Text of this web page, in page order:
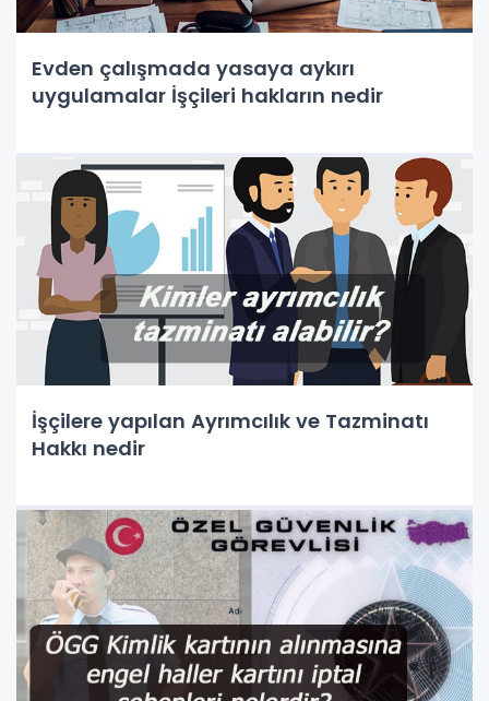
Evden çalışmada yasaya aykırı
uygulamalar İşçileri hakların nedir
İşçilere yapılan Ayrımcılık ve Tazminatı
Hakkı nedir